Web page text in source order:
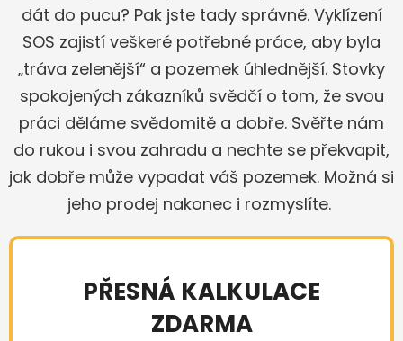
dát do pucu? Pak jste tady správně. Vyklízení
SOS zajistí veškeré potřebné práce, aby byla
„tráva zelenější“ a pozemek úhlednější. Stovky
spokojených zákazníků svědčí o tom, že svou
práci děláme svědomitě a dobře. Svěřte nám
do rukou i svou zahradu a nechte se překvapit,
jak dobře může vypadat váš pozemek. Možná si
jeho prodej nakonec i rozmyslíte.
PŘESNÁ KALKULACE
ZDARMA